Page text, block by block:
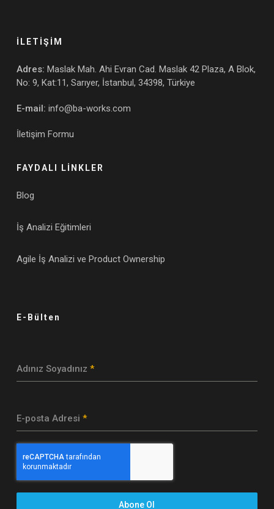
İLETİŞİM
Adres: Maslak Mah. Ahi Evran Cad. Maslak 42 Plaza, A Blok,
No: 9, Kat:11, Sarıyer, İstanbul, 34398, Türkiye
E-mail: info@ba-works.com
İletişim Formu
FAYDALI LİNKLER
Blog
İş Analizi Eğitimleri
Agile İş Analizi ve Product Ownership
E-Bülten
Adınız Soyadınız *
E-posta Adresi *
Abone Ol